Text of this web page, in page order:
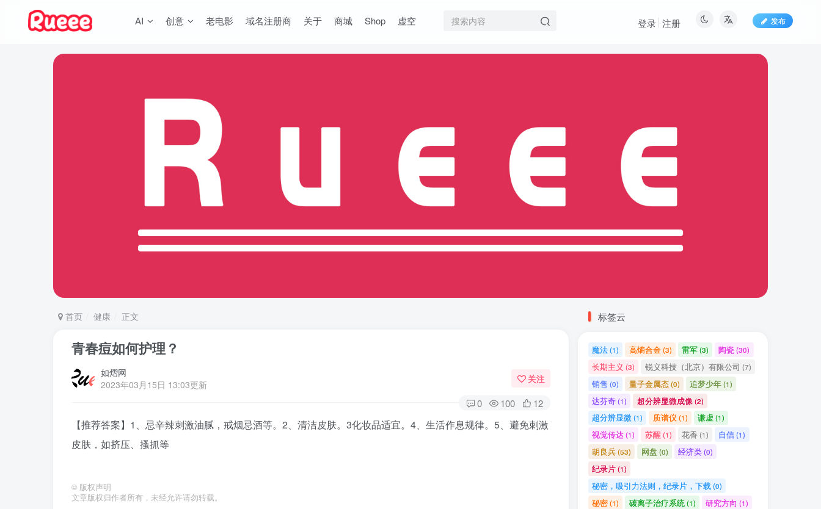
AI 创意 老电影 域名注册商 关于 商城 Shop 虚空 发布
登录 注册
首页 健康 正文
青春痘如何护理？
如熠网
2023年03月15日 13:03更新
关注
0 100 12
【推荐答案】1、忌辛辣刺激油腻，戒烟忌酒等。2、清洁皮肤。3化妆品适宜。4、生活作息规律。5、避免刺激
皮肤，如挤压、搔抓等
© 版权声明
文章版权归作者所有，未经允许请勿转载。
标签云
魔法(1) 高熵合金(3) 雷军(3) 陶瓷(30)
长期主义 (3) 锐义科技（北京）有限公司 (7)
销售 (0) 量子金属态(0) 追梦少年(1)
达芬奇(1) 超分辨显微成像 (2)
超分辨显微(1) 质谱仪 (1) 谦虚(1)
视觉传达(1) 苏醒 (1) 花香 (1) 自信(1)
胡良兵(53) 网盘 (0) 经济类(0)
纪录片(1)
秘密，吸引力法则，纪录片，下载(0)
秘密(1) 碳离子治疗系统(1) 研究方向 (1)